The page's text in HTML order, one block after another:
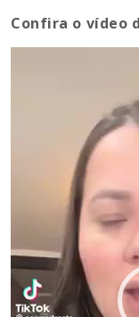
Confira o vídeo